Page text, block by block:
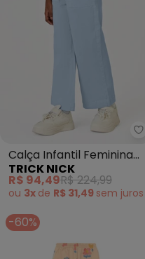
Calça Infantil Feminina
Wide Leg Sarja (Azul)
TRICK NICK
R$ 94,49R$ 224,99
ou 3x de R$ 31,49 sem juros
-60%